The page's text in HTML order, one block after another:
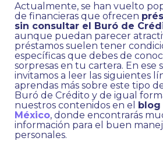
Actualmente, se han vuelto
de financieras que ofrecen
sin consultar el Buró de
aunque puedan parecer
préstamos suelen tener
específicas que debes de
sorpresas en tu cartera. En ese
invitamos a leer las siguientes
aprendas más sobre este tipo
Buró de Crédito y de igual
nuestros contenidos en el
blog
México, donde encontrarás
información para el buen
personales.